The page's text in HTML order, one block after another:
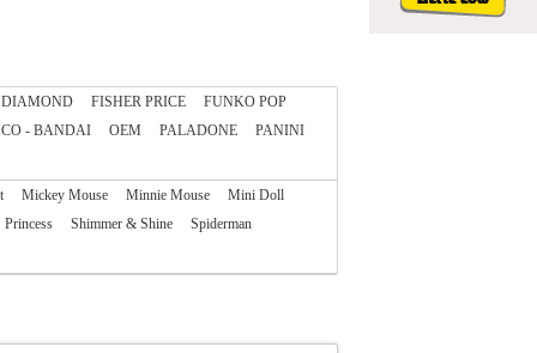
DIAMOND FISHER PRICE
FUNKO POP
- BANDAI OEM PALADONE
PANINI
Mickey Mouse Minnie Mouse
Mini Doll
Princess Shimmer & Shine
Spiderman